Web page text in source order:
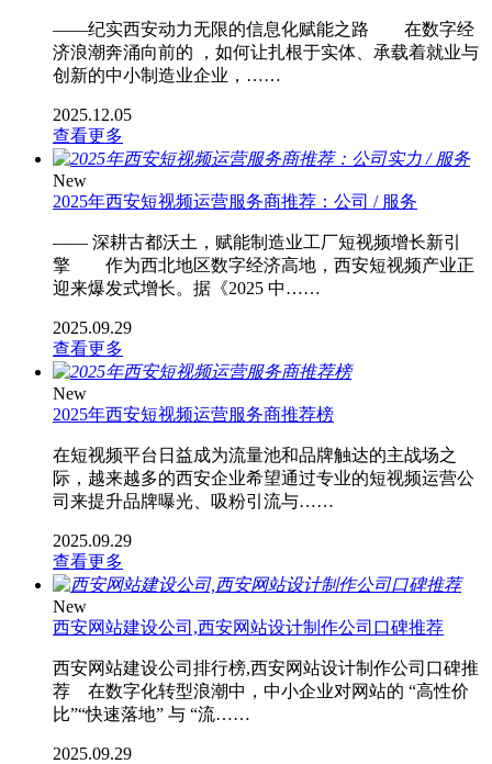
——纪实西安动力无限的信息化赋能之路 在数字经
济浪潮奔涌向前的 ，如何让扎根于实体、承载着就业与
创新的中小制造业企业，……
2025.12.05
查看更多
New
2025年西安短视频运营服务商推荐：公司 / 服务
—— 深耕古都沃土，赋能制造业工厂短视频增长新引
擎 作为西北地区数字经济高地，西安短视频产业正
迎来爆发式增长。据《2025 中……
2025.09.29
查看更多
New
2025年西安短视频运营服务商推荐榜
在短视频平台日益成为流量池和品牌触达的主战场之
际，越来越多的西安企业希望通过专业的短视频运营公
司来提升品牌曝光、吸粉引流与……
2025.09.29
查看更多
New
西安网站建设公司,西安网站设计制作公司口碑推荐
西安网站建设公司排行榜,西安网站设计制作公司口碑推
荐 在数字化转型浪潮中，中小企业对网站的 “高性价
比”“快速落地” 与 “流……
2025.09.29